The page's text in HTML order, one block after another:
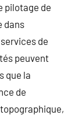
pilotage de
dans
de
peuvent
que la
de